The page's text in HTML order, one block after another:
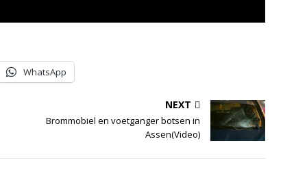
WhatsApp
NEXT
Brommobiel en voetganger botsen in
Assen(Video)